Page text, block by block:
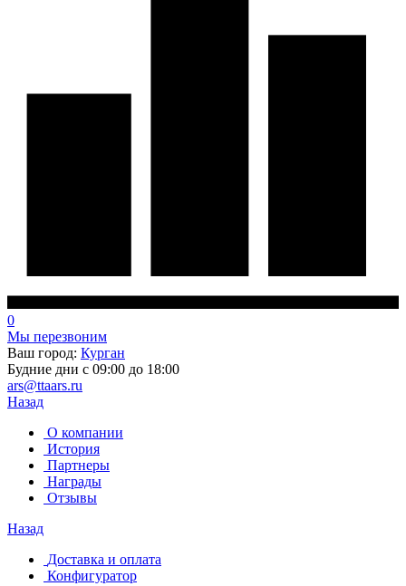
0
Мы перезвоним
Ваш город: Курган
Будние дни с 09:00 до 18:00
ars@ttaars.ru
Назад
О компании
История
Партнеры
Награды
Отзывы
Назад
Доставка и оплата
Конфигуратор